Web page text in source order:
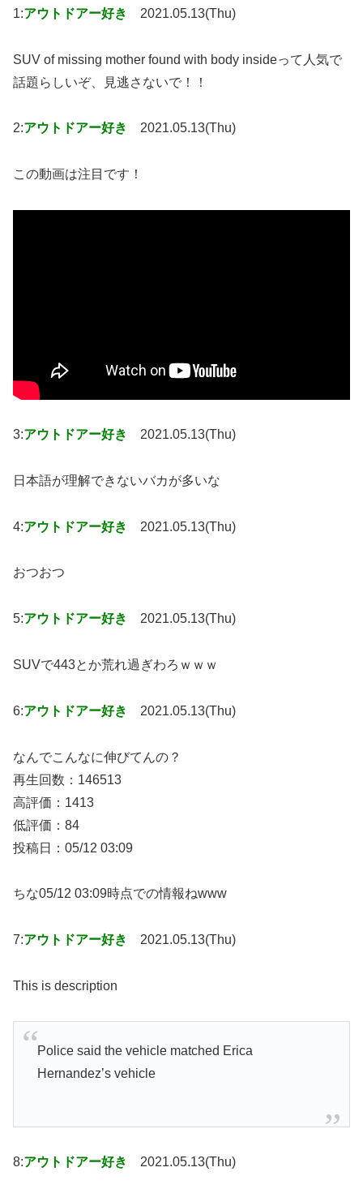
1:アウトドアー好き 2021.05.13(Thu)
SUV of missing mother found with body insideって人気で
話題らしいぞ、見逃さないで！！
2:アウトドアー好き 2021.05.13(Thu)
この動画は注目です！
3:アウトドアー好き 2021.05.13(Thu)
日本語が理解できないバカが多いな
4:アウトドアー好き 2021.05.13(Thu)
おつおつ
5:アウトドアー好き 2021.05.13(Thu)
SUVで443とか荒れ過ぎわろｗｗｗ
6:アウトドアー好き 2021.05.13(Thu)
なんでこんなに伸びてんの？
再生回数：146513
高評価：1413
低評価：84
投稿日：05/12 03:09
ちな05/12 03:09時点での情報ねwww
7:アウトドアー好き 2021.05.13(Thu)
This is description
Police said the vehicle matched Erica
Hernandez’s vehicle
8:アウトドアー好き 2021.05.13(Thu)